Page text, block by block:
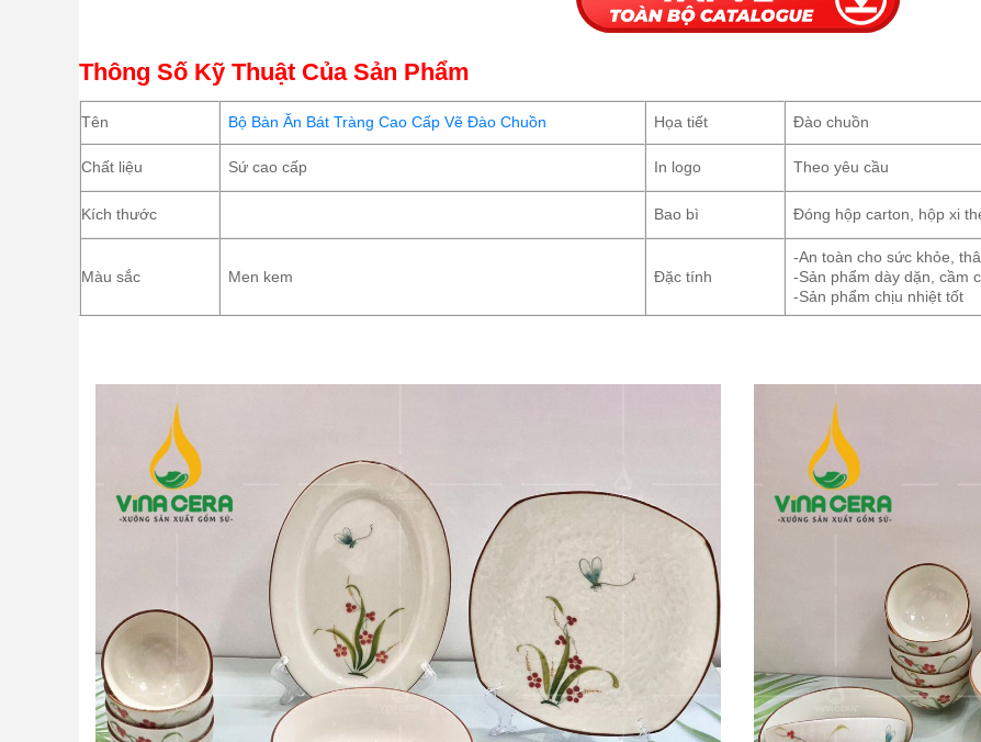
Thông Số Kỹ Thuật Của Sản Phẩm
Tên Bộ Bàn Ăn Bát Tràng Cao Cấp Vẽ Đào Chuồn Họa tiết Đào chuồn
Chất liệu Sứ cao cấp In logo Theo yêu cầu
Kích thước Bao bì Đóng hộp carton, hộp xi
Màu sắc Men kem Đặc tính
-An toàn cho sức khỏe,
-Sản phẩm dày dặn, cầm
-Sản phẩm chịu nhiệt tốt